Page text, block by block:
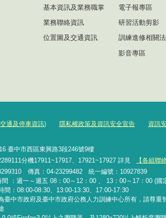
基本資訊及業務職掌
業務聯絡資訊
位置圖及交通資訊
電子報專區
研習活動剪影
訓練進修相關
影音專區
通及停車資訊) 隱私權政策及資訊安全宣告 資訊
臺中市西區東興路3段246號9樓
分機17911~17917、17921~17927 詳見
【各組聯
傳真：04-23299482 統一編號：10927839
間 ：週一～週五 08：00～12：00 、 13：00～17：00 (國
間：08:00-08:30、13:00-13:30、17:00-17:30
臺中市政府及臺中市政府公務人力訓練中心所有，請尊重